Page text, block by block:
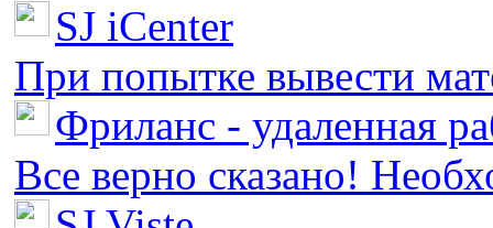
SJ iCenter
При попытке вывести
Фриланс - удаленная
Все верно сказано!